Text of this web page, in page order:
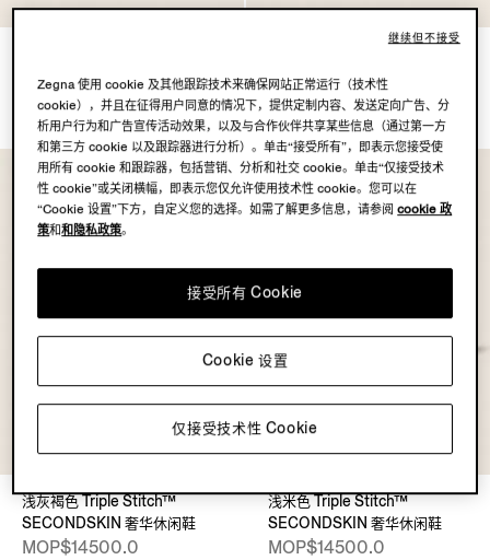
SECONDSKIN 奢华休闲鞋
MOP$14500.0
SECONDSKIN 奢华休闲鞋
MOP$14500.0
浅灰褐色 Triple Stitch™
SECONDSKIN 奢华休闲鞋
MOP$14500.0
浅米色 Triple Stitch™
SECONDSKIN 奢华休闲鞋
MOP$14500.0
Zegna 使用 cookie 及其他跟踪技术来确保网站正常运行（技术性
cookie），并且在征得用户同意的情况下，提供定制内容、发送定向广告、分
析用户行为和广告宣传活动效果，以及与合作伙伴共享某些信息（通过第一方
和第三方 cookie 以及跟踪器进行分析）。单击“接受所有”，即表示您接受使
用所有 cookie 和跟踪器，包括营销、分析和社交 cookie。单击“仅接受技术
性 cookie”或关闭横幅，即表示您仅允许使用技术性 cookie。您可以在
“Cookie 设置”下方，自定义您的选择。如需了解更多信息，请参阅cookie 政
策和和隐私政策。
仅接受技术性 Cookie
接受所有 Cookie
Cookie 设置
继续但不接受